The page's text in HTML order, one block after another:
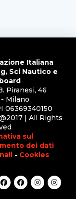
Italiana
Sci Nautico e
Piranesi, 46
- Milano
06369340150
| All Rights
sul
dei dati
- Cookies